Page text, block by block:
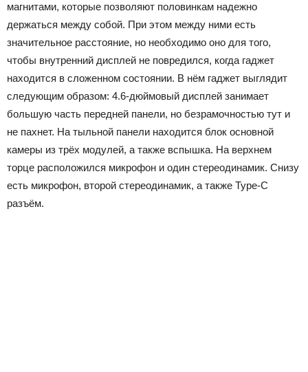
магнитами, которые позволяют половинкам надежно
держаться между собой. При этом между ними есть
значительное расстояние, но необходимо оно для того,
чтобы внутренний дисплей не повредился, когда гаджет
находится в сложенном состоянии. В нём гаджет выглядит
следующим образом: 4.6-дюймовый дисплей занимает
большую часть передней панели, но безрамочностью тут и
не пахнет. На тыльной панели находится блок основной
камеры из трёх модулей, а также вспышка. На верхнем
торце расположился микрофон и один стереодинамик. Снизу
есть микрофон, второй стереодинамик, а также Type-C
разъём.